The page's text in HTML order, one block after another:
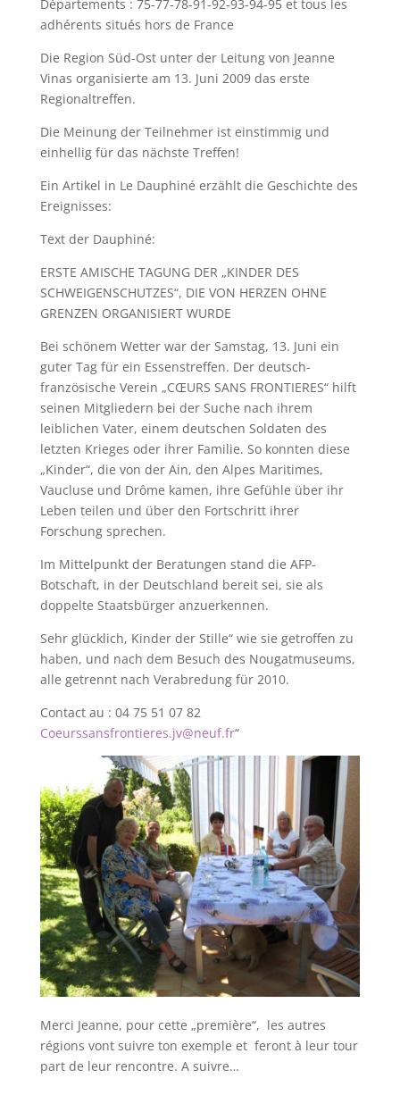
Départements : 75-77-78-91-92-93-94-95 et tous les
adhérents situés hors de France
Die Region Süd-Ost unter der Leitung von Jeanne
Vinas organisierte am 13. Juni 2009 das erste
Regionaltreffen.
Die Meinung der Teilnehmer ist einstimmig und
einhellig für das nächste Treffen!
Ein Artikel in Le Dauphiné erzählt die Geschichte des
Ereignisses:
Text der Dauphiné:
ERSTE AMISCHE TAGUNG DER „KINDER DES
SCHWEIGENSCHUTZES“, DIE VON HERZEN OHNE
GRENZEN ORGANISIERT WURDE
Bei schönem Wetter war der Samstag, 13. Juni ein
guter Tag für ein Essenstreffen. Der deutsch-
französische Verein „CŒURS SANS FRONTIERES“ hilft
seinen Mitgliedern bei der Suche nach ihrem
leiblichen Vater, einem deutschen Soldaten des
letzten Krieges oder ihrer Familie. So konnten diese
„Kinder“, die von der Ain, den Alpes Maritimes,
Vaucluse und Drôme kamen, ihre Gefühle über ihr
Leben teilen und über den Fortschritt ihrer
Forschung sprechen.
Im Mittelpunkt der Beratungen stand die AFP-
Botschaft, in der Deutschland bereit sei, sie als
doppelte Staatsbürger anzuerkennen.
Sehr glücklich, Kinder der Stille“ wie sie getroffen zu
haben, und nach dem Besuch des Nougatmuseums,
alle getrennt nach Verabredung für 2010.
Contact au : 04 75 51 07 82
Coeurssansfrontieres.jv@neuf.fr“
Merci Jeanne, pour cette „première“, les autres
régions vont suivre ton exemple et feront à leur tour
part de leur rencontre. A suivre…